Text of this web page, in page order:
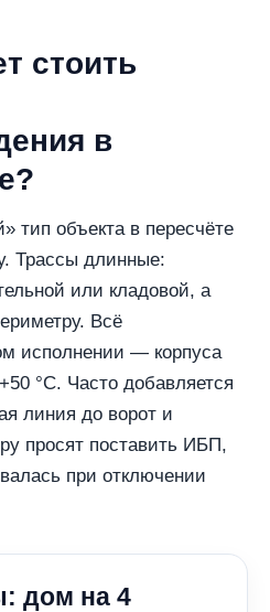
стоить
в
объекта в пересчёте
Трассы длинные:
или кладовой, а
Всё
исполнении — корпуса
°C. Часто добавляется
линия до ворот и
просят поставить ИБП,
при отключении
дом на 4